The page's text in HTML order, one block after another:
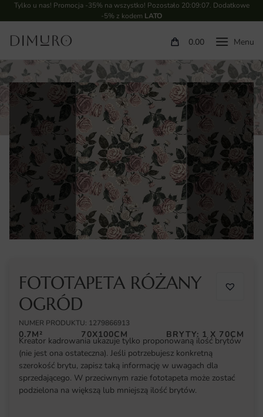
Tylko u nas! Promocja -35% na wszystko! Pozostało 20:09:06. Dodatkowe
-5% z kodem LATO
0.00
FOTOTAPETA RÓŻANY
OGRÓD
NUMER PRODUKTU: 1279866913
0.7M² 70X100CM BRYTY: 1 X 70CM
Kreator kadrowania ukazuje tylko proponowaną ilość brytów
(nie jest ona ostateczna). Jeśli potrzebujesz konkretną
szerokość brytu, zapisz taką informację w uwagach dla
sprzedającego. W przeciwnym razie fototapeta może zostać
podzielona na większą lub mniejszą ilość brytów.